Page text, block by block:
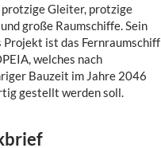
protzige Gleiter, protzige
große Raumschiffe. Sein
Projekt ist das Fernraumschiff
welches nach
Bauzeit im Jahre 2046
gestellt werden soll.